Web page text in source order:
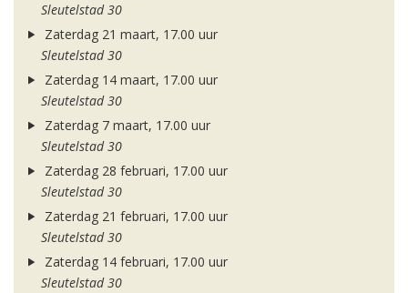
Sleutelstad 30
Zaterdag 21 maart, 17.00 uur
Sleutelstad 30
Zaterdag 14 maart, 17.00 uur
Sleutelstad 30
Zaterdag 7 maart, 17.00 uur
Sleutelstad 30
Zaterdag 28 februari, 17.00 uur
Sleutelstad 30
Zaterdag 21 februari, 17.00 uur
Sleutelstad 30
Zaterdag 14 februari, 17.00 uur
Sleutelstad 30